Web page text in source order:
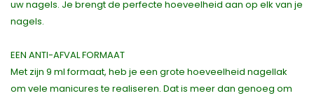
uw nagels. Je brengt de perfecte hoeveelheid aan op elk van je
nagels.
EEN ANTI-AFVAL FORMAAT
Met zijn 9 ml formaat, heb je een grote hoeveelheid nagellak
om vele manicures te realiseren. Dat is meer dan genoeg om